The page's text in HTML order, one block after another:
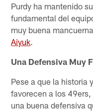
Purdy ha mantenido
fundamental del
muy buena
Aiyuk.
Una Defensiva Muy
Pese a que la historia
favorecen a los
una buena defensiva